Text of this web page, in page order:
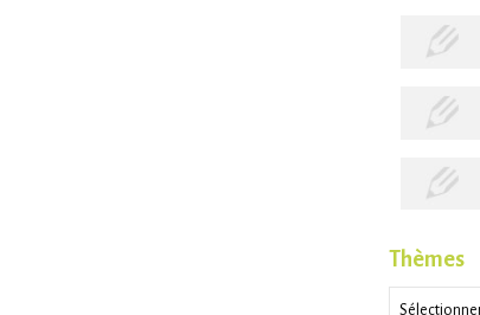
Thèmes
Thèmes